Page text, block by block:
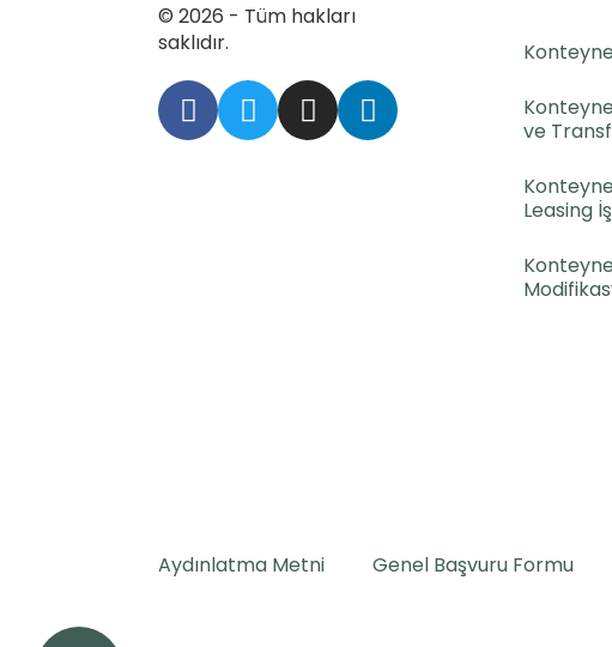
© 2026 - Tüm hakları
saklıdır.
ve
Leasing
Aydınlatma Metni Genel Başvuru Formu